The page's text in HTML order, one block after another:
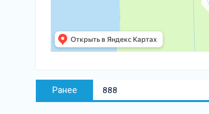
Навигация
Ранее
Предыдущая
888